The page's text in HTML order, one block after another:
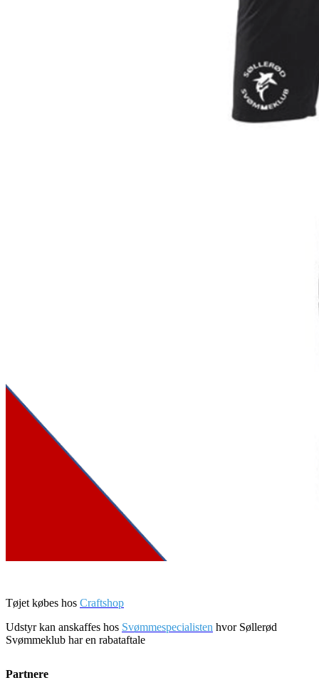
Tøjet købes hos Craftshop
Udstyr kan anskaffes hos Svømmespecialisten hvor Søllerød
Svømmeklub har en rabataftale
Partnere